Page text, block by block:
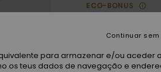
ECO-BONUS
Paga 3 x 23,33 €
para armazenar e/ou aceder a
os teus dados de navegação e
Continuar